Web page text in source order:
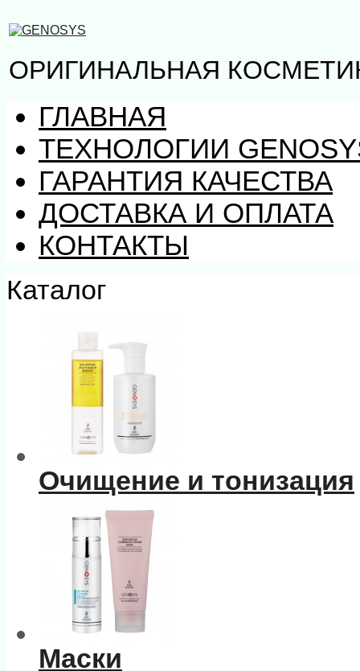
ОРИГИНАЛЬНАЯ
ГЛАВНАЯ
ТЕХНОЛОГИИ
ГАРАНТИЯ КАЧЕСТВА
ДОСТАВКА И ОПЛАТА
КОНТАКТЫ
Каталог
Очищение и тонизация
Маски